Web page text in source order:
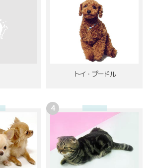
トイ・プードル